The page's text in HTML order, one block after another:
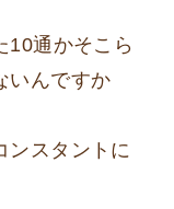
10通かそこら
いんですか
ンスタントに